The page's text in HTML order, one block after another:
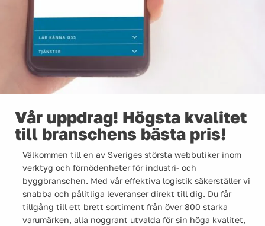
Vår uppdrag! Högsta kvalitet
till branschens bästa pris!
Välkommen till en av Sveriges största webbutiker inom
verktyg och förnödenheter för industri- och
byggbranschen. Med vår effektiva logistik säkerställer vi
snabba och pålitliga leveranser direkt till dig. Du får
tillgång till ett brett sortiment från över 800 starka
varumärken, alla noggrant utvalda för sin höga kvalitet,